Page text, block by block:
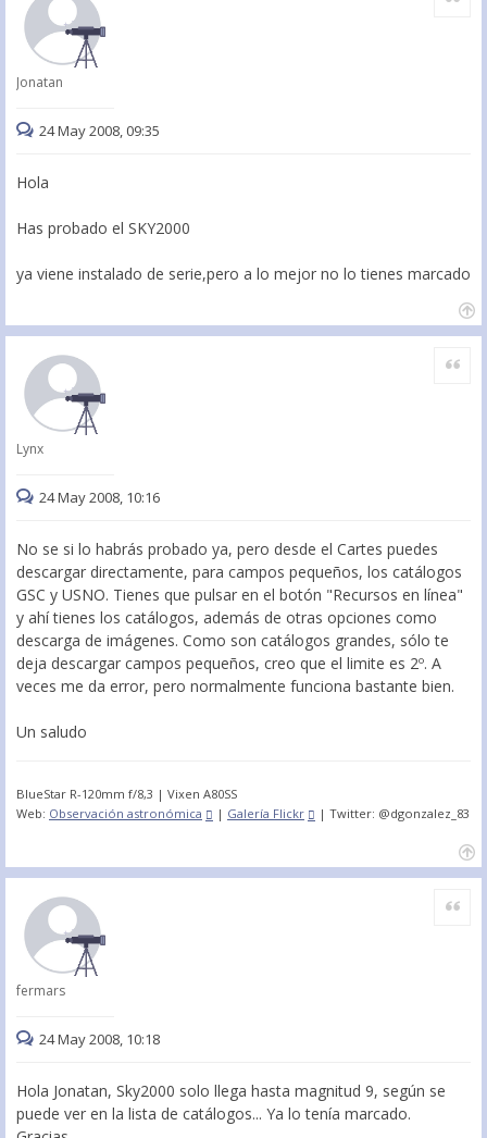
Jonatan
24 May 2008, 09:35
Hola
Has probado el SKY2000
ya viene instalado de serie,pero a lo mejor no lo tienes marcado
Lynx
Citar
24 May 2008, 10:16
No se si lo habrás probado ya, pero desde el Cartes puedes
descargar directamente, para campos pequeños, los catálogos
GSC y USNO. Tienes que pulsar en el botón "Recursos en línea"
y ahí tienes los catálogos, además de otras opciones como
descarga de imágenes. Como son catálogos grandes, sólo te
deja descargar campos pequeños, creo que el limite es 2º. A
veces me da error, pero normalmente funciona bastante bien.
Un saludo
BlueStar R-120mm f/8,3 | Vixen A80SS
Web: Observación astronómica | Galería Flickr | Twitter: @dgonzalez_83
fermars
Citar
24 May 2008, 10:18
Hola Jonatan, Sky2000 solo llega hasta magnitud 9, según se
puede ver en la lista de catálogos... Ya lo tenía marcado.